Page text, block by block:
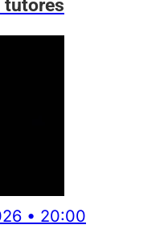
tutores
• 20:00